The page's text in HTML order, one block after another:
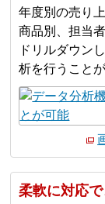
年度別の売り
商品別、担当
ドリルダウン
析を行うこと
柔軟に対応